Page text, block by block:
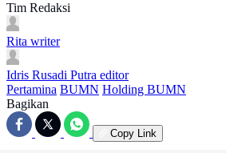
Tim Redaksi
Rita writer
Idris Rusadi Putra editor
Pertamina BUMN Holding BUMN
Bagikan
Copy Link